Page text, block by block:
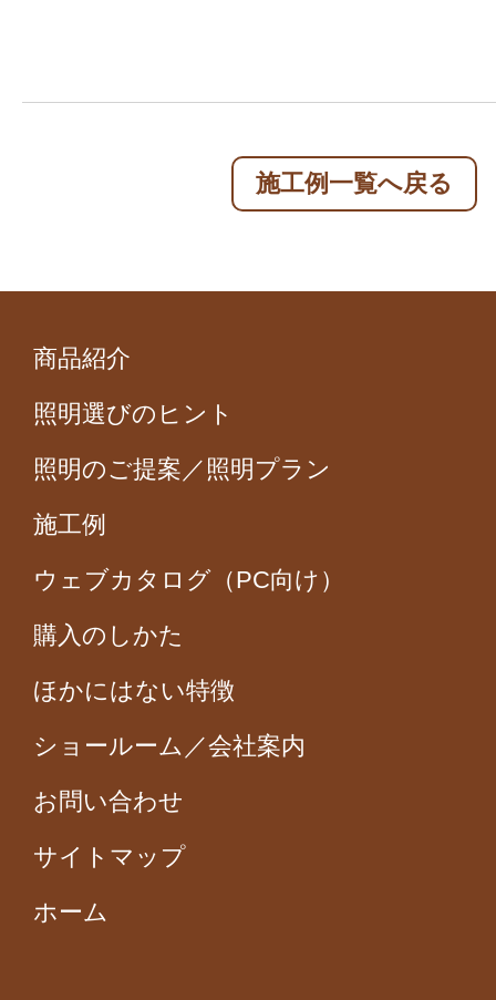
施工例一覧へ戻る
商品紹介
照明選びのヒント
照明のご提案／照明プラン
施工例
ウェブカタログ（PC向け）
購入のしかた
ほかにはない特徴
ショールーム／会社案内
お問い合わせ
サイトマップ
ホーム